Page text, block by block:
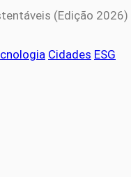
(Edição 2026)
Cidades ESG